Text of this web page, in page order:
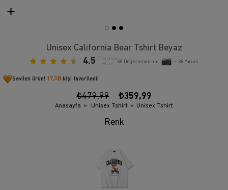
Unisex California Bear Tshirt Beyaz
4.5 Ortalama
Puan
88 Değerlendirme • 88 Yorum
Sevilen ürün! 17,5B kişi favoriledi!
₺479,99 ₺359,99
Anasayfa Unisex Tshirt Unisex Tshirt